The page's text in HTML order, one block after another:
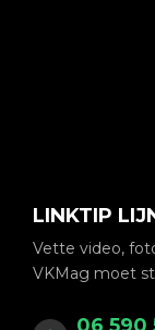
LINKTIP
Vette video,
VKMag moet